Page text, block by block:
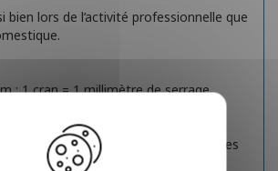
bien lors de l’activité professionnelle que
: 1 cran = 1 millimètre de serrage.
offrant un maintien
la région lombaire et la possibilité
corset aux différentes morphologies
points de pression.